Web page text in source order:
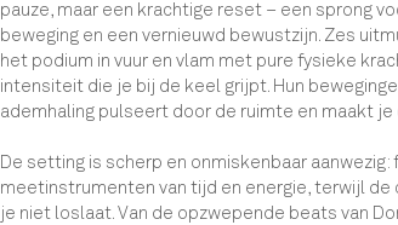
pauze, maar een krachtige reset – een sprong
beweging en een vernieuwd bewustzijn. Zes
het podium in vuur en vlam met pure fysieke
intensiteit die je bij de keel grijpt. Hun
ademhaling pulseert door de ruimte en maakt
De setting is scherp en onmiskenbaar
meetinstrumenten van tijd en energie, terwijl
je niet loslaat. Van de opzwepende beats van